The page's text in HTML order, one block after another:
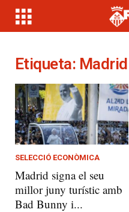
Etiqueta: Madrid
SELECCIÓ ECONÒMICA
Madrid signa el seu
millor juny turístic amb
Bad Bunny i...